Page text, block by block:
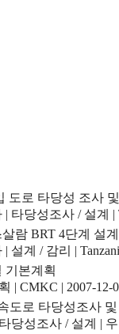
도로 타당성 조사
| 타당성조사 / 설계 |
람 BRT 4단계 설
| 설계 / 감리 |
기본계획
| CMKC | 2007-12-
도로 타당성조사 및
타당성조사 / 설계 |